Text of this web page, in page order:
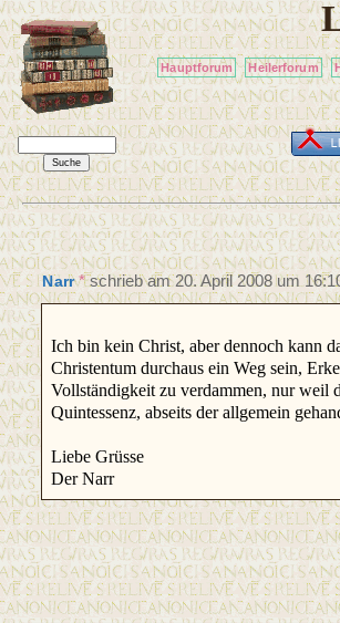
Hauptforum Heilerforum
Narr*schrieb am20. April 2008 um
Ich bin kein Christ, aber dennoch kann
Christentum durchaus ein Weg sein,
Vollständigkeit zu verdammen, nur weil
Quintessenz, abseits der allgemein
Liebe Grüsse
Der Narr